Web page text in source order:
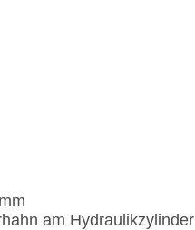
am Hydraulikzylinder